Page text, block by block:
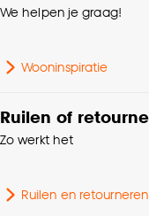
We helpen je graag!
Wooninspiratie
Ruilen of
Zo werkt het
Ruilen en retourneren